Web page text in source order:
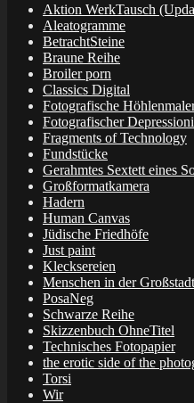
Aktion WerkTausch
Aleatogramme
BetrachtSteine
Braune Reihe
Broiler porn
Classics Digital
Fotografische
Fotografischer
Fragments of Technology
Fundstücke
Gerahmtes Sextett eines
Großformatkamera
Hadern
Human Canvas
Jüdische Friedhöfe
Just paint
Klecksereien
Menschen in der Großstadt
PosaNeg
Schwarze Reihe
Skizzenbuch OhneTitel
Technisches Fotopapier
the erotic side of the
Torsi
Wir